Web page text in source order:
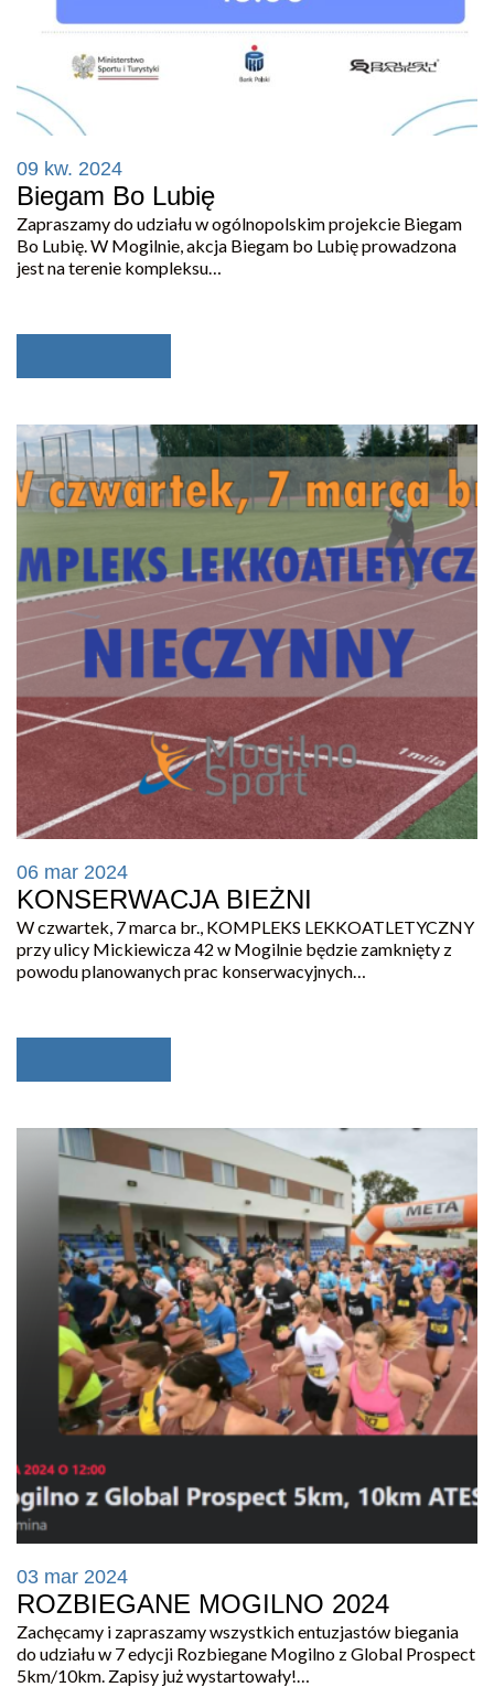
09 kw. 2024
Biegam Bo Lubię
Zapraszamy do udziału w ogólnopolskim projekcie Biegam
Bo Lubię. W Mogilnie, akcja Biegam bo Lubię prowadzona
jest na terenie kompleksu…
06 mar 2024
KONSERWACJA BIEŻNI
W czwartek, 7 marca br., KOMPLEKS LEKKOATLETYCZNY
przy ulicy Mickiewicza 42 w Mogilnie będzie zamknięty z
powodu planowanych prac konserwacyjnych…
03 mar 2024
ROZBIEGANE MOGILNO 2024
Zachęcamy i zapraszamy wszystkich entuzjastów biegania
do udziału w 7 edycji Rozbiegane Mogilno z Global Prospect
5km/10km. Zapisy już wystartowały!…